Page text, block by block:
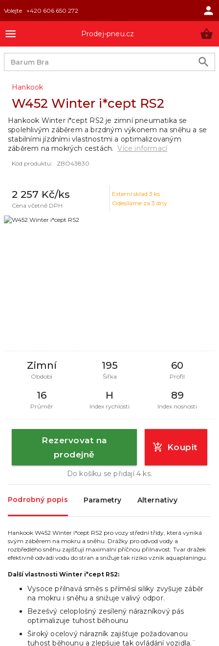
Volejte +420 606 650 272
Prodej-pneu.cz
Hankook
W452 Winter i*cept RS2
Kód produktu: ZBO43830
2 257 Kč/ks
Cena včetně DPH
Externí sklad 3 ks
Odesíláme za 3 dny
Zimní
Období
195
Šířka
60
Profil
16
Průměr
H
Index rychlosti
89
Index nosnosti
Hankook Winter i*cept RS2 je zimní pneumatika se
spolehlivým záběrem a brzdným výkonem na sněhu a se
stabilními jízdními vlastnostmi a optimalizovaným
záběrem na mokrých cestách. Více informací
Rezervovat na
prodejně
Koupit
Do košíku se přidají4 ks.
Podrobný popis Parametry Alternativy
Hankook W452 Winter i*cept RS2 pro vozy střední třídy, která vyniká
svým záběrem na mokru a sněhu. Drážky pro odvod vody a
rozbředlého sněhu zajišťují maximální příčnou přilnavost. Tvar drážek
efektivně odvádí vodu do stran a snižuje tak riziko vznik aquaplaningu.
Další vlastnosti Winter i*cept RS2:
Vysoce přilnavá směs s příměsí siliky zvyšuje záběr
na mokru i sněhu a snižuje valivý odpor.
Bezešvý celoplošný zesílený nárazníkový pás
optimalizuje tuhost běhounu
Široký ocelový nárazník zajišťuje požadovanou
tuhost běhounu a zlepšuje tak ovládání vozidla.¨